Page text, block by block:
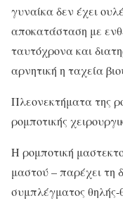
γυναίκα δεν έχει
αποκατάσταση με
ταυτόχρονα και
αρνητική η ταχεία
Πλεονεκτήματα της
ρομποτικής
Η ρομποτική
μαστού – παρέχει τη
συμπλέγματος